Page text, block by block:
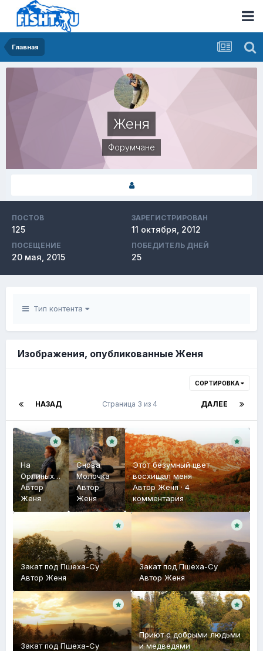
Главная
Женя
Форумчане
ПОСТОВ
125
ЗАРЕГИСТРИРОВАН
11 октября, 2012
ПОСЕЩЕНИЕ
20 мая, 2015
ПОБЕДИТЕЛЬ ДНЕЙ
25
Тип контента
Изображения, опубликованные Женя
СОРТИРОВКА
НАЗАД ДАЛЕЕ
Страница 3 из 4
На
Орлиных
полочках
Автор
Женя
Снова
Молочка
Автор
Женя
Этот безумный цвет
восхищал меня
АвторЖеня·4
комментария
Закат под Пшеха-Су
Автор Женя
Закат под Пшеха-Су
АвторЖеня
Закат под Пшеха-Су
Приют с добрыми людьми
и медведями